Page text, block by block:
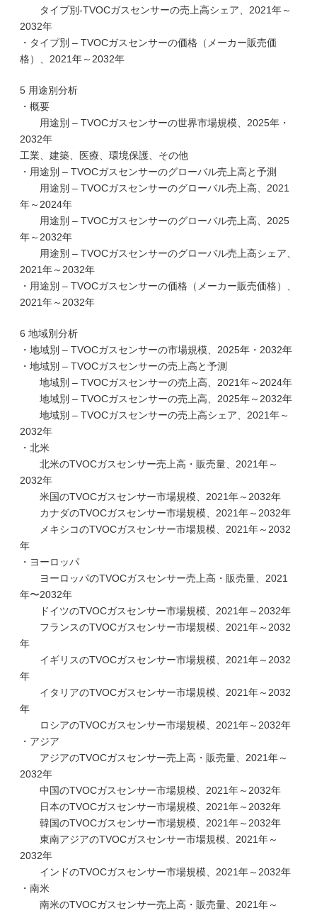
タイプ別-TVOCガスセンサーの売上高シェア、2021年～
2032年
・タイプ別 – TVOCガスセンサーの価格（メーカー販売価
格）、2021年～2032年
5 用途別分析
・概要
用途別 – TVOCガスセンサーの世界市場規模、2025年・
2032年
工業、建築、医療、環境保護、その他
・用途別 – TVOCガスセンサーのグローバル売上高と予測
用途別 – TVOCガスセンサーのグローバル売上高、2021
年～2024年
用途別 – TVOCガスセンサーのグローバル売上高、2025
年～2032年
用途別 – TVOCガスセンサーのグローバル売上高シェア、
2021年～2032年
・用途別 – TVOCガスセンサーの価格（メーカー販売価格）、
2021年～2032年
6 地域別分析
・地域別 – TVOCガスセンサーの市場規模、2025年・2032年
・地域別 – TVOCガスセンサーの売上高と予測
地域別 – TVOCガスセンサーの売上高、2021年～2024年
地域別 – TVOCガスセンサーの売上高、2025年～2032年
地域別 – TVOCガスセンサーの売上高シェア、2021年～
2032年
・北米
北米のTVOCガスセンサー売上高・販売量、2021年～
2032年
米国のTVOCガスセンサー市場規模、2021年～2032年
カナダのTVOCガスセンサー市場規模、2021年～2032年
メキシコのTVOCガスセンサー市場規模、2021年～2032
年
・ヨーロッパ
ヨーロッパのTVOCガスセンサー売上高・販売量、2021
年〜2032年
ドイツのTVOCガスセンサー市場規模、2021年～2032年
フランスのTVOCガスセンサー市場規模、2021年～2032
年
イギリスのTVOCガスセンサー市場規模、2021年～2032
年
イタリアのTVOCガスセンサー市場規模、2021年～2032
年
ロシアのTVOCガスセンサー市場規模、2021年～2032年
・アジア
アジアのTVOCガスセンサー売上高・販売量、2021年～
2032年
中国のTVOCガスセンサー市場規模、2021年～2032年
日本のTVOCガスセンサー市場規模、2021年～2032年
韓国のTVOCガスセンサー市場規模、2021年～2032年
東南アジアのTVOCガスセンサー市場規模、2021年～
2032年
インドのTVOCガスセンサー市場規模、2021年～2032年
・南米
南米のTVOCガスセンサー売上高・販売量、2021年～